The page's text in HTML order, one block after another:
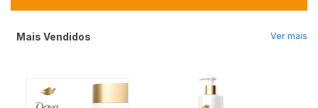
Ver mais
Mais Vendidos